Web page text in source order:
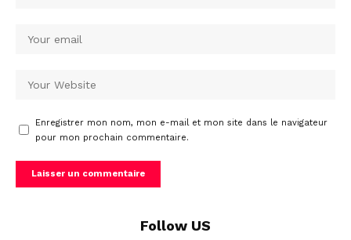
Enregistrer mon nom, mon e-mail et mon site dans le navigateur
pour mon prochain commentaire.
Follow US